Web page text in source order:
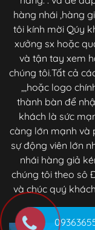
hàng nhái ,hàng
tôi kính mời Qúy
xưởng sx hoặc
và tận tay xem
chúng tôi.Tất cả
,,,hoặc logo
thành bàn để
khách là sức
càng lớn mạnh và
sự động viên lớn
nhái hàng giả
chúng tôi theo sô
và chúc quý